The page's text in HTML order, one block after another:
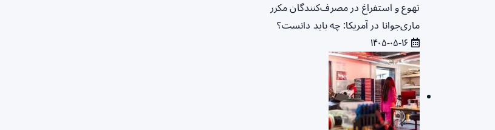
تهوع و استفراغ در مصرف‌کنندگان مکرر
ماری‌جوانا در آمریکا: چه باید دانست؟